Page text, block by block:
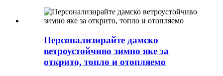
Персонализирайте дамско
ветроустойчиво зимно яке за
открито, топло и отопляемо